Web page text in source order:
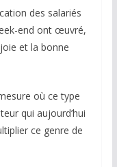
des salariés
end ont œuvré,
et la bonne
où ce type
qui aujourd’hui
ce genre de